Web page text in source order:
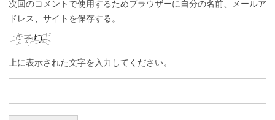
次回のコメントで使用するためブラウザーに自分の名前、メールア
ドレス、サイトを保存する。
上に表示された文字を入力してください。